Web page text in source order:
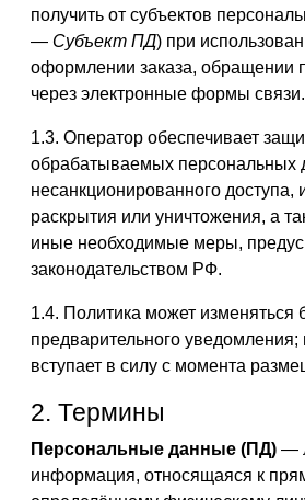
получить от субъектов
— Субъект ПД) при
оформлении заказа, обращении
через электронные формы связи.
1.3. Оператор обеспечивает
обрабатываемых персональных
несанкционированного доступа,
раскрытия или уничтожения, а
иные необходимые меры,
законодательством РФ.
1.4. Политика может изменяться
предварительного уведомления;
вступает в силу с момента
2. Термины
Персональные данные (ПД) —
информация, относящаяся к